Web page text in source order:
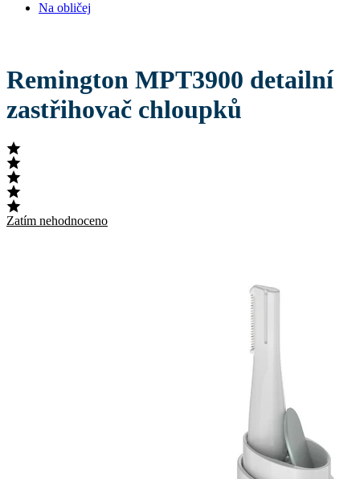
Na obličej
Remington MPT3900 detailní
zastřihovač chloupků
Zatím nehodnoceno